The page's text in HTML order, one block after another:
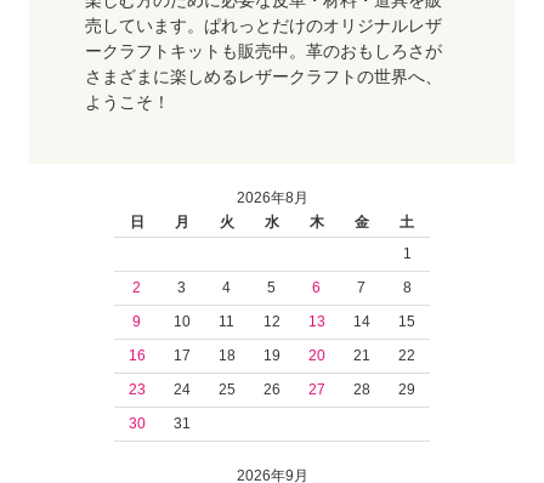
売しています。ぱれっとだけのオリジナルレザ
ークラフトキットも販売中。革のおもしろさが
さまざまに楽しめるレザークラフトの世界へ、
ようこそ！
2026年8月
日
月 火 水 木 金
土
1
2
3 4 5 6 7
8
9
10 11 12 13 14
15
16
17 18 19 20 21
22
23
24 25 26 27 28
29
30
31
2026年9月